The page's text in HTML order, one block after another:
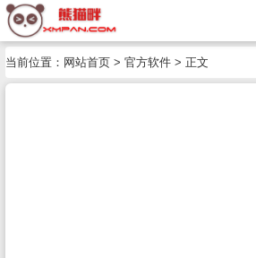
当前位置： 网站首页 > 官方软件 > 正文